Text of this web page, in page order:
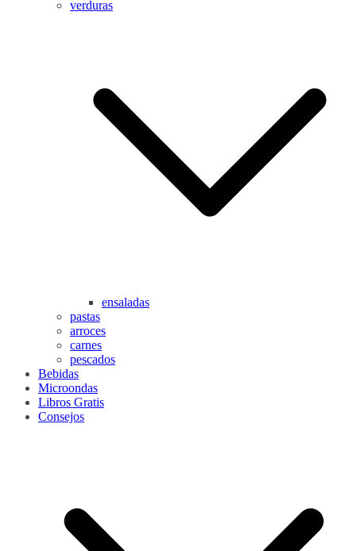
verduras
ensaladas
pastas
arroces
carnes
pescados
Bebidas
Microondas
Libros Gratis
Consejos